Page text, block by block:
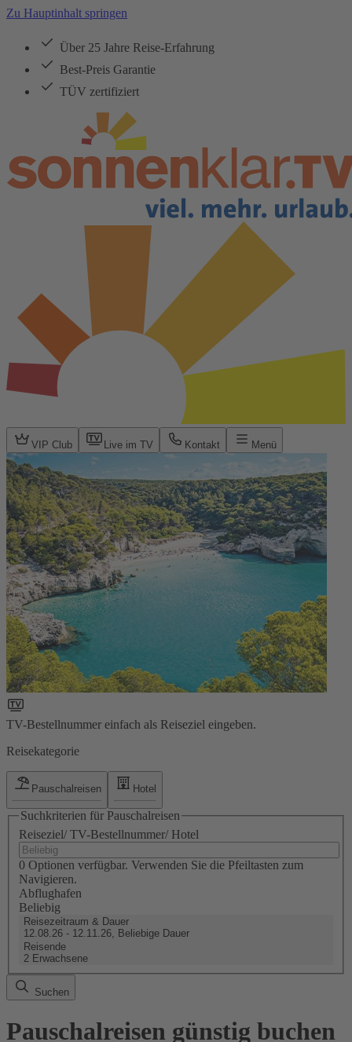
Zu Hauptinhalt springen
Über 25 Jahre Reise-Erfahrung
Best-Preis Garantie
TÜV zertifiziert
VIP Club Live im TV Kontakt Menü
TV-Bestellnummer einfach als Reiseziel eingeben.
Reisekategorie
Pauschalreisen Hotel
Suchkriterien für Pauschalreisen
Reiseziel/ TV-Bestellnummer/ Hotel
0 Optionen verfügbar. Verwenden Sie die Pfeiltasten zum
Navigieren.
Abflughafen
Beliebig
Reisezeitraum & Dauer
12.08.26 - 12.11.26, Beliebige Dauer
Reisende
2 Erwachsene
Suchen
Pauschalreisen günstig buchen